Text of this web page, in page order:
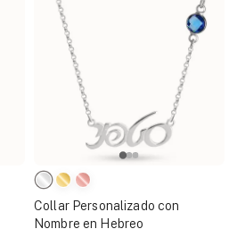
Collar Personalizado con
Nombre en Hebreo